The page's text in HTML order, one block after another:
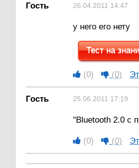
Гость 26.04.2011 14:47
у него его нету
Тест на
(0) (0)
Гость 25.06.2011 17:19
"Bluetooth 2.0 с
(0) (0)